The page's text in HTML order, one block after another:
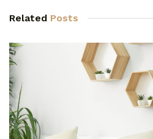
Related Posts